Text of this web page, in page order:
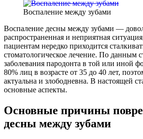
Воспаление между зубами
Воспаление десны между зубами —
распространенная и неприятная
пациентам нередко приходится
стоматологическое лечение. По данным
заболевания пародонта в той или иной
80% лиц в возрасте от 35 до 40 лет,
актуальна и злободневна. В настоящей
основные аспекты.
Основные причины
десны между зубами